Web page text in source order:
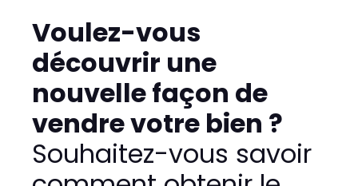
Voulez-vous
découvrir une
nouvelle façon de
vendre votre bien ?
Souhaitez-vous savoir